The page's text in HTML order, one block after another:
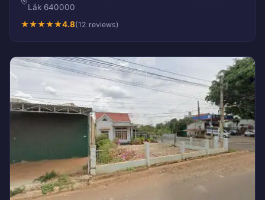
Lắk 640000
★★★★★4.8(12 reviews)